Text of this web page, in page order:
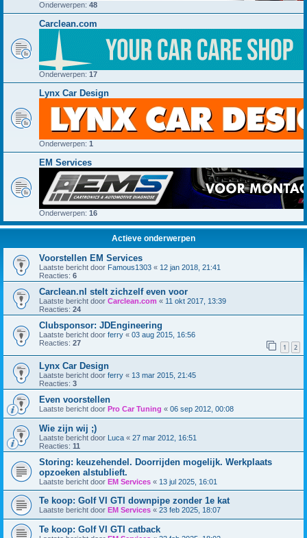
Onderwerpen: 48
Carclean.com
Onderwerpen: 17
Lynx Car Design
Onderwerpen: 1
EM Services
Onderwerpen: 16
Actieve onderwerpen
Voorstellen EM Services
Laatste bericht door Famous1303 « 12 jan 2018, 21:41
Reacties: 6
Carclean.nl stelt zichzelf even voor
Laatste bericht door Carclean.com « 11 okt 2017, 13:39
Reacties: 24
Clubsponsor: JDEngineering
Laatste bericht door ferry « 03 aug 2015, 16:56
Reacties: 27 1 2
Lynx Car Design
Laatste bericht door ferry « 13 mar 2015, 21:45
Reacties: 3
Even voorstellen
Laatste bericht door Pro Car Tuning « 06 sep 2012, 00:08
Wie zijn wij ;)
Laatste bericht door Luca « 27 mar 2012, 16:51
Reacties: 11
Storing: keuzehendel. Doorrijden mogelijk. Werkplaats
opzoeken alstublieft.
Laatste bericht door EM Services « 13 jul 2025, 16:01
Te koop: Golf VI GTI downpipe zonder 1e kat
Laatste bericht door EM Services « 23 feb 2025, 18:07
Te koop: Golf VI GTI catback